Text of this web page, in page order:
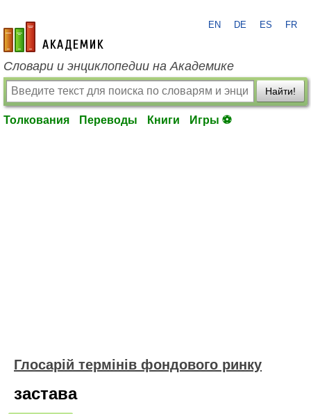
academic.ru
EN DE ES FR
Словари и энциклопедии на Академике
Найти!
Толкования Переводы Книги Игры ⚽
Глосарій термінів фондового ринку
застава